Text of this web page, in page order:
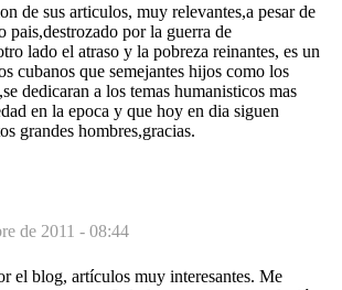
de sus articulos, muy relevantes,a pesar de
pais,destrozado por la guerra de
lado el atraso y la pobreza reinantes, es un
cubanos que semejantes hijos como los
dedicaran a los temas humanisticos mas
en la epoca y que hoy en dia siguen
grandes hombres,gracias.
de 2011 - 08:44
el blog, artículos muy interesantes. Me